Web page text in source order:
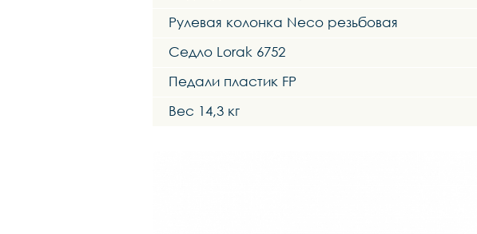
Рулевая колонка Neco резьбовая
Седло Lorak 6752
Педали пластик FP
Вес 14,3 кг